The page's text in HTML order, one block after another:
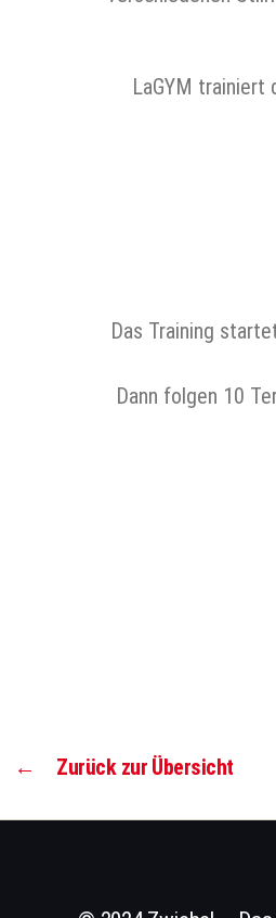
LaGYM trainiert
Das Training
Dann folgen 10
← Zurück zur Übersicht